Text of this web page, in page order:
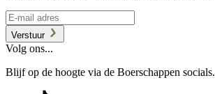
Verstuur
Volg ons...
Blijf op de hoogte via de Boerschappen socials.